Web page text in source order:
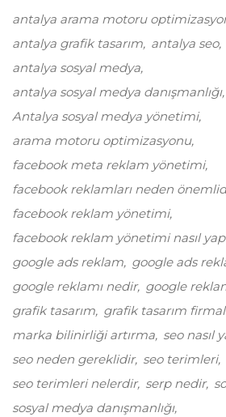
antalya arama motoru
antalya grafik tasarım antalya seo
antalya sosyal medya
antalya sosyal medya danışmanlığı
Antalya sosyal medya yönetimi
arama motoru optimizasyonu
facebook meta reklam yönetimi
facebook reklamları neden
facebook reklam yönetimi
facebook reklam yönetimi nasıl
google ads reklam google ads
google reklamı nedir google
grafik tasarım grafik tasarım
marka bilinirliği artırma seo nasıl
seo neden gereklidir seo terimleri
seo terimleri nelerdir serp nedir
sosyal medya danışmanlığı